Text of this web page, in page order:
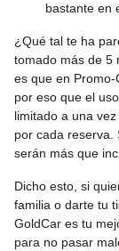
bastante en
¿Qué tal te ha
tomado más de 5
es que en
por eso que el
limitado a una
por cada reserva.
serán más que
Dicho esto, si
familia o darte tu
GoldCar es tu
para no pasar